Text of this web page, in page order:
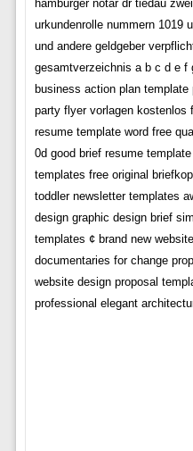
hamburger notar dr tiedau
urkundenrolle nummern 1019
und andere geldgeber
gesamtverzeichnis a b c d e
business action plan
party flyer vorlagen kostenlos
resume template word free
0d good brief resume
templates free original
toddler newsletter templates
design graphic design brief
templates ¢ brand new
documentaries for change
website design proposal
professional elegant